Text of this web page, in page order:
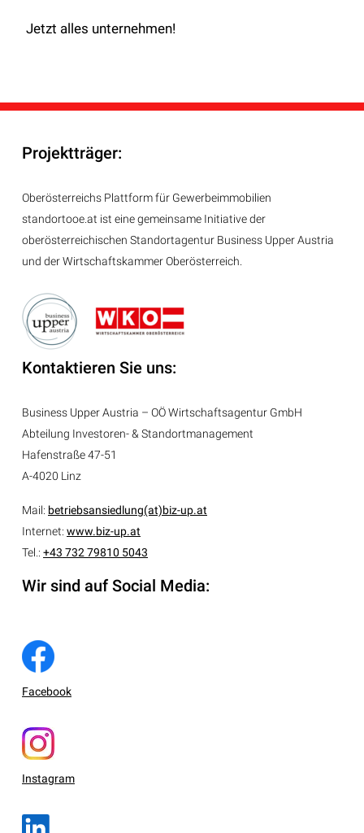
Jetzt alles unternehmen!
Projektträger:
Oberösterreichs Plattform für Gewerbeimmobilien
standortooe.at ist eine gemeinsame Initiative der
oberösterreichischen Standortagentur Business Upper Austria
und der Wirtschaftskammer Oberösterreich.
Kontaktieren Sie uns:
Business Upper Austria – OÖ Wirtschaftsagentur GmbH
Abteilung Investoren- & Standortmanagement
Hafenstraße 47-51
A-4020 Linz
Mail: betriebsansiedlung(at)biz-up.at
Internet: www.biz-up.at
Tel.: +43 732 79810 5043
Wir sind auf Social Media:
Facebook
Instagram